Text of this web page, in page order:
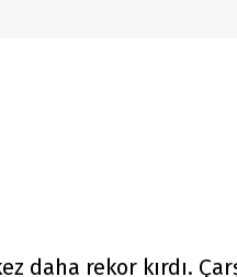
daha rekor kırdı.